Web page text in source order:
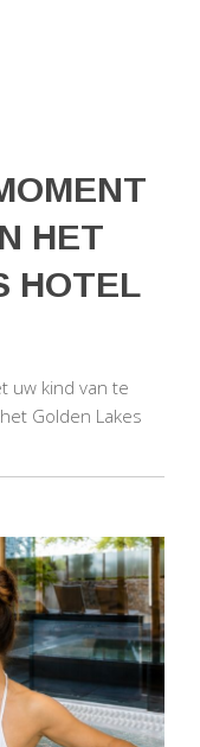
HET
HOTEL
uw kind van te
Golden Lakes